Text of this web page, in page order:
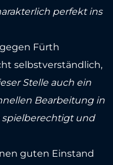
perfekt ins
Fürth
selbstverständlich,
Stelle auch ein
Bearbeitung in
spielberechtigt und
guten Einstand